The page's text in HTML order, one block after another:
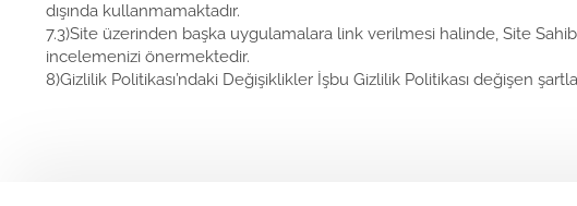
dışında kullanmamaktadır.
7.3)Site üzerinden başka uygulamalara link verilmesi halinde, Site
incelemenizi önermektedir.
8)Gizlilik Politikası’ndaki Değişiklikler İşbu Gizlilik Politikası değişen